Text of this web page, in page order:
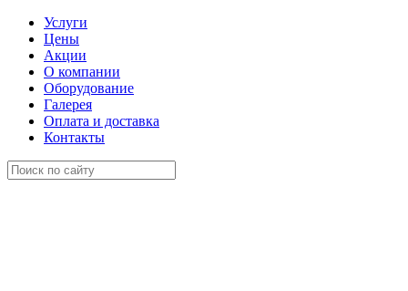
Услуги
Цены
Акции
О компании
Оборудование
Галерея
Оплата и доставка
Контакты